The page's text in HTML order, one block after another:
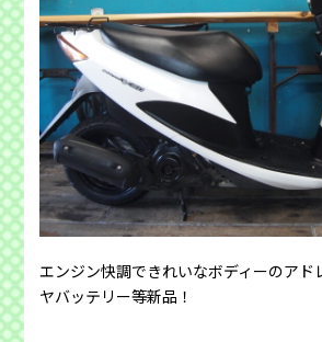
エンジン快調できれいなボディーのアド
ヤバッテリー等新品！